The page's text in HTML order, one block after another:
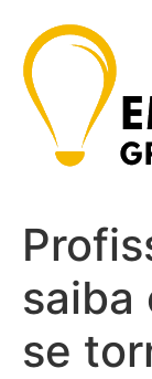
para
conteúdo
saiba
se